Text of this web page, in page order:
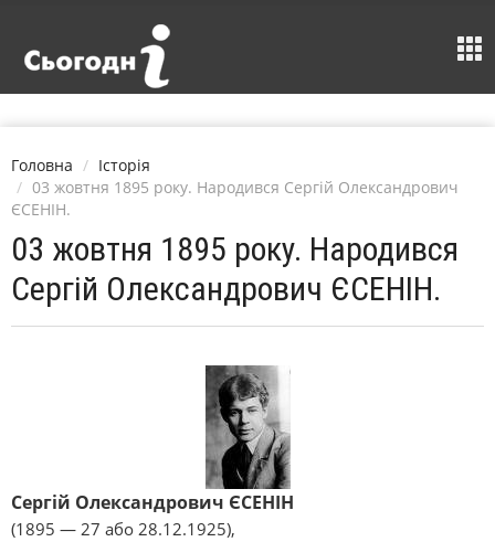
Головна
Історія
03 жовтня 1895 року. Народився Сергій Олександрович
ЄСЕНІН.
03 жовтня 1895 року. Народився
Сергій Олександрович ЄСЕНІН.
Сергій Олександрович ЄСЕНІН
(1895 — 27 або 28.12.1925),